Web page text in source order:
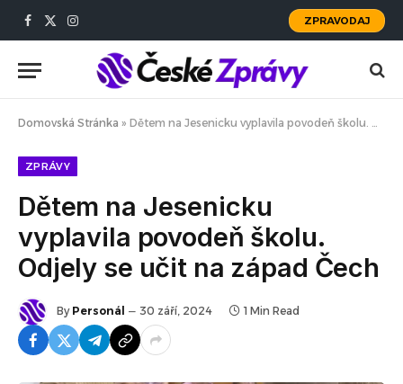
Facebook
X
Instagram
ZPRAVODAJ
Domovská Stránka » Dětem na Jesenicku vyplavila povodeň školu. Odjely se učit na západ Čech
ZPRÁVY
Dětem na Jesenicku
vyplavila povodeň školu.
Odjely se učit na západ Čech
By Personál 30 září, 2024 1 Min Read